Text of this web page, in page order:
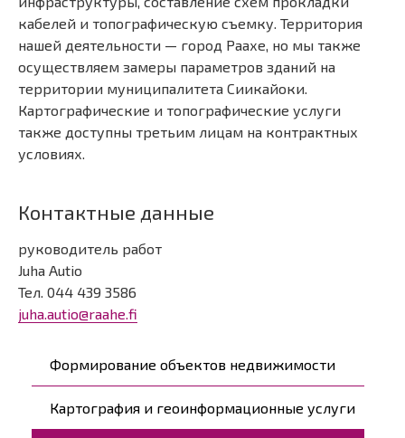
Päävalikko
Формирование объектов недвижимости
Картография и геоинформационные услуги
кабелей и топографическую съемку. Территория
нашей деятельности — город Раахе, но мы также
осуществляем замеры параметров зданий на
территории муниципалитета Сиикайоки.
Картографические и топографические услуги
также доступны третьим лицам на контрактных
условиях.
Контактные данные
руководитель работ
Juha Autio
Тел. 044 439 3586
juha.autio@raahe.fi